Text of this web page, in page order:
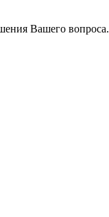
Вашего вопроса.